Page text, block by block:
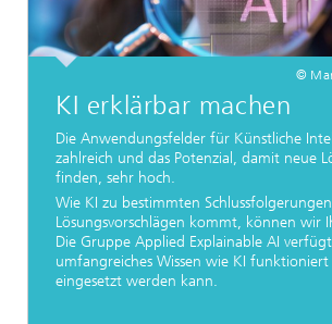
©
KI erklärbar machen
Die Anwendungsfelder für Künstliche
zahlreich und das Potenzial, damit neue
finden, sehr hoch.
Wie KI zu bestimmten
Lösungsvorschlägen kommt, können wir
Die Gruppe Applied Explainable AI
umfangreiches Wissen wie KI
eingesetzt werden kann.